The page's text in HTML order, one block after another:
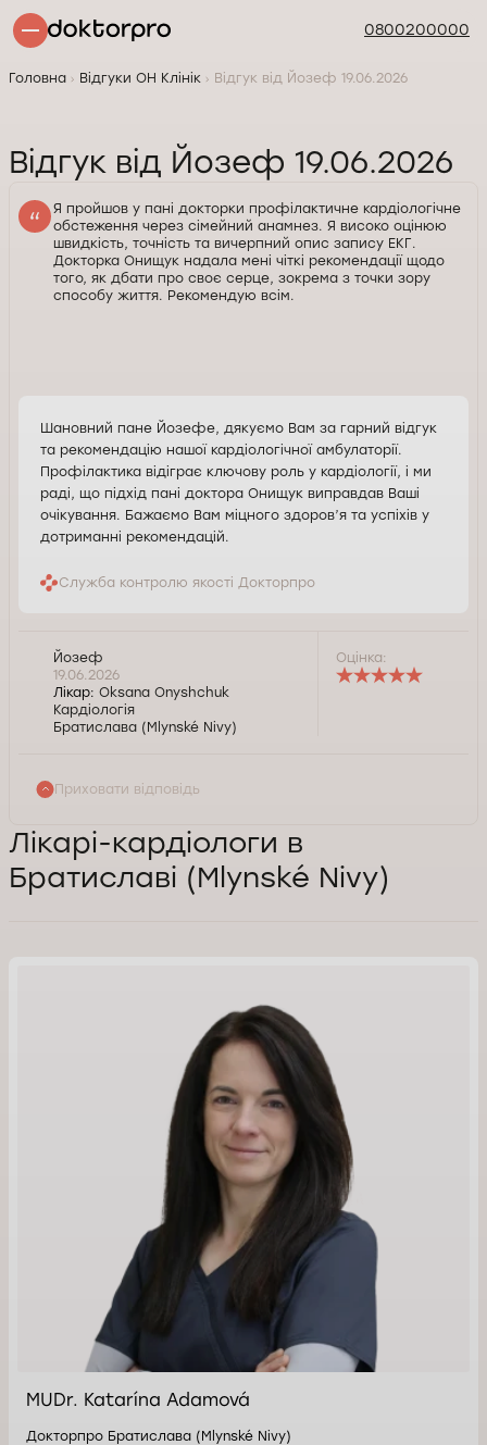
0800200000
Головна Відгуки ОН Клінік Відгук від Йозеф 19.06.2026
Відгук від Йозеф 19.06.2026
Я пройшов у пані докторки профілактичне кардіологічне
обстеження через сімейний анамнез. Я високо оцінюю
швидкість, точність та вичерпний опис запису ЕКГ.
Докторка Онищук надала мені чіткі рекомендації щодо
того, як дбати про своє серце, зокрема з точки зору
способу життя. Рекомендую всім.
Шановний пане Йозефе, дякуємо Вам за гарний відгук
та рекомендацію нашої кардіологічної амбулаторії.
Профілактика відіграє ключову роль у кардіології, і ми
раді, що підхід пані доктора Онищук виправдав Ваші
очікування. Бажаємо Вам міцного здоров’я та успіхів у
дотриманні рекомендацій.
Служба контролю якості Докторпро
Йозеф
19.06.2026
Лікар: Oksana Onyshchuk
Кардіологія
Братислава (Mlynské Nivy)
Оцінка:
Приховати відповідь
Лікарі-кардіологи в
Братиславі (Mlynské Nivy)
MUDr. Katarína Adamová
Докторпро Братислава (Mlynské Nivy)